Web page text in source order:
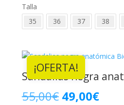
precio
original
59,00€.
Talla
35
36 37 38
¡OFERTA!
Sandalias negra
55,00€ El
49,00€El